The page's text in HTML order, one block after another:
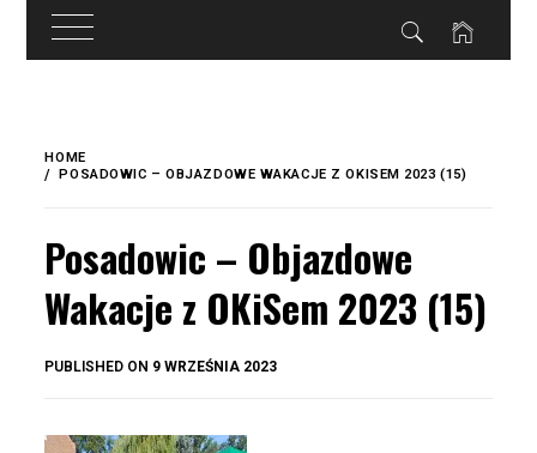
treści
content
HOME
POSADOWIC – OBJAZDOWE WAKACJE Z OKISEM 2023 (15)
Posadowic – Objazdowe
Wakacje z OKiSem 2023 (15)
PUBLISHED ON 9 WRZEŚNIA 2023